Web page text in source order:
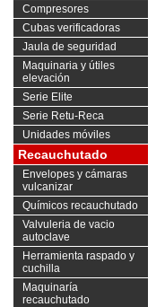
Compresores
Cubas verificadoras
Jaula de seguridad
Maquinaria y útiles
elevación
Serie Elite
Serie Retu-Reca
Unidades móviles
Recauchutado
Envelopes y cámaras
vulcanizar
Químicos recauchutado
Valvuleria de vacio
autoclave
Herramienta raspado y
cuchilla
Maquinaría
recauchutado